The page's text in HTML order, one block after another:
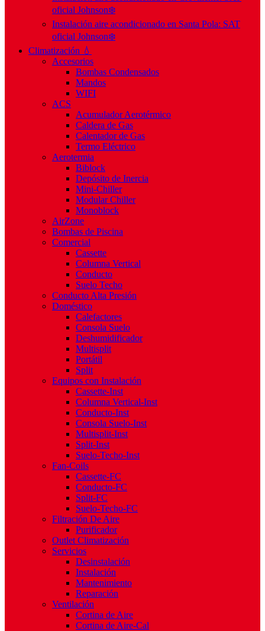
oficial Johnson❄️
Instalación aire acondicionado en Santa Pola: SAT
oficial Johnson❄️
Climatización 💧
Accesorios
Bombas Condensados
Mandos
WIFI
ACS
Acumulador Aerotérmico
Caldera de Gas
Calentador de Gas
Termo Eléctrico
Aerotermia
Biblock
Depósito de Inercia
Mini-Chiller
Modular Chiller
Monoblock
AirZone
Bombas de Piscina
Comercial
Cassette
Columna Vertical
Conducto
Suelo Techo
Conducto Alta Presión
Doméstico
Calefactores
Consola Suelo
Deshumidificador
Multisplit
Portátil
Split
Equipos con Instalación
Cassette-Inst
Columna Vertical-Inst
Conducto-Inst
Consola Suelo-Inst
Multisplit-Inst
Split-Inst
Suelo-Techo-Inst
Fan-Coils
Cassette-FC
Conducto-FC
Split-FC
Suelo-Techo-FC
Filtración De Aire
Purificador
Outlet Climatización
Servicios
Desinstalación
Instalación
Mantenimiento
Reparación
Ventilación
Cortina de Aire
Cortina de Aire-Cal